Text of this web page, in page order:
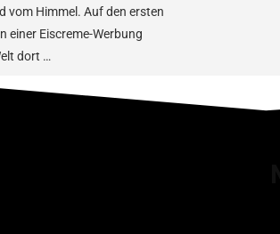
vom Himmel. Auf den ersten
einer Eiscreme-Werbung
dort …